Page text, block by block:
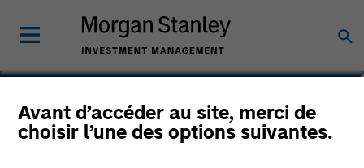
Avant d’accéder au site, merci de
choisir l’une des options suivantes.
Vikram Lokur
Managing Director